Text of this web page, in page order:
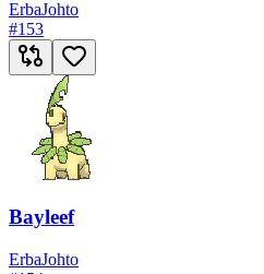
ErbaJohto
#153
Bayleef
ErbaJohto